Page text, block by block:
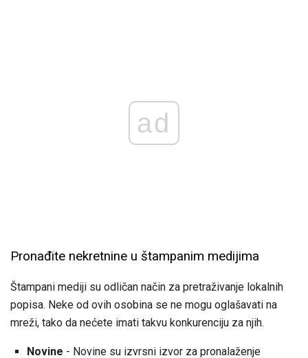
ad
Pronađite nekretnine u štampanim medijima
Štampani mediji su odličan način za pretraživanje lokalnih
popisa. Neke od ovih osobina se ne mogu oglašavati na
mreži, tako da nećete imati takvu konkurenciju za njih.
Novine - Novine su izvrsni izvor za pronalaženje